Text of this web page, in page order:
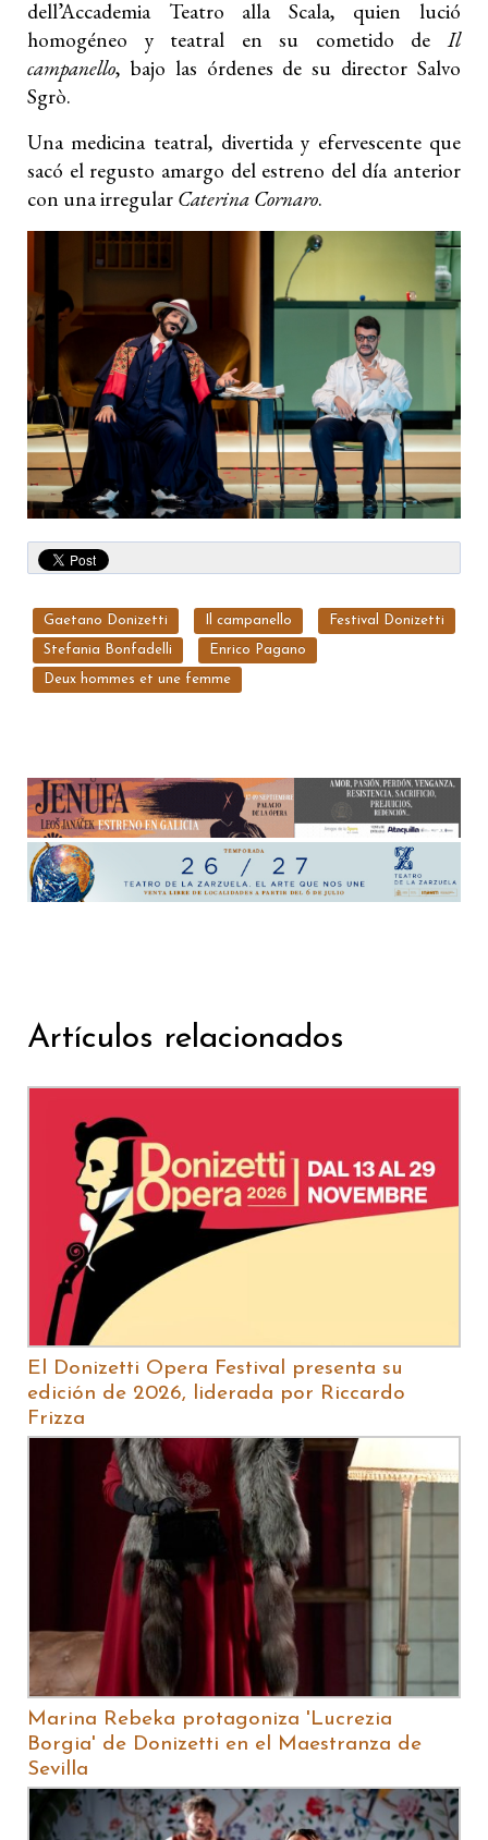
dell’Accademia Teatro alla Scala, quien lució
homogéneo y teatral en su cometido deIl
campanello, bajo las órdenes de su director Salvo
Sgrò.
Una medicina teatral, divertida y efervescente que
sacó el regusto amargo del estreno del día anterior
con una irregular Caterina Cornaro.
Gaetano Donizetti Il campanello Festival Donizetti
Stefania Bonfadelli Enrico Pagano
Deux hommes et une femme
Artículos relacionados
El Donizetti Opera Festival presenta su
edición de 2026, liderada por Riccardo
Frizza
Marina Rebeka protagoniza 'Lucrezia
Borgia' de Donizetti en el Maestranza de
Sevilla